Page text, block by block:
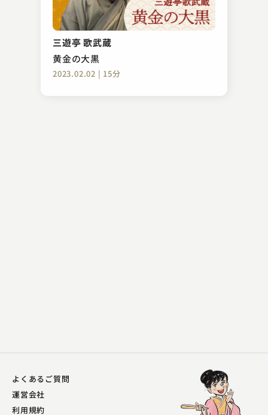
三遊亭 歌武蔵
黄金の大黒
2023.02.02 | 15分
昔昔亭 桃之助
真田小僧
2025.02.19 | 14分
よくあるご質問
運営会社
利用規約